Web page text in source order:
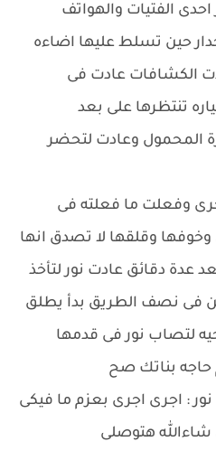
الفتيات والهواتف
حين تسلط عليها اضاءه
الكشافات عادت فى
تنتظرها على بعد
المحمول وعادت لتحضر
وفعلت ما فعلته فى
وقلقها لا تصدق انها
عدة دقائق عادت نور لتأخذ
فى نصف الطريق بدأ يطلق
لتصاب نور فى قدمها
بناتك صح
: اجرى اجرى بعزم ما فيكى
شاءالله هتوصلى